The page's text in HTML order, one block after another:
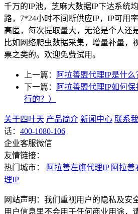
千万的IP池，芝麻大数据IP下达系统
路，7*24小时不间断供应IP，IP可用
高匿，每次提取量大，无论是个人还
比如网络爬虫数据采集，增量补量，
票之类的。欢迎免费试用。
上一篇：
阿拉善盟代理IP是什么
下一篇：
阿拉善盟代理IP如何
行的？）
关于四叶天 产品简介 新闻中心 联系我
话： 400-1080-106
企业客服微信
友情链接：
热门城市：
阿拉善左旗代理IP 阿拉善
理IP
网站声明：我们重视用户的隐私及安
用户信息里不会用于任何商业用途，